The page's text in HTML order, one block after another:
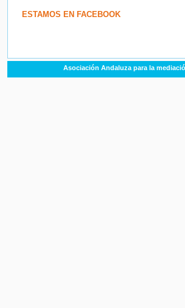
ESTAMOS EN FACEBOOK
Asociación Andaluza para la